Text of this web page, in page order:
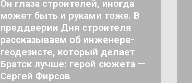
Он глаза строителей, иногда
может быть и руками тоже. В
преддверии Дня строителя
рассказываем об инженере-
геодезисте, который делает
Братск лучше: герой сюжета —
Сергей Фирсов